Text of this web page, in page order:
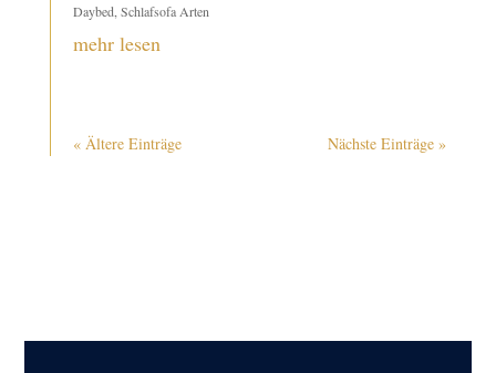
Daybed Schlafsofa Arten
mehr lesen
« Ältere Einträge Nächste Einträge »